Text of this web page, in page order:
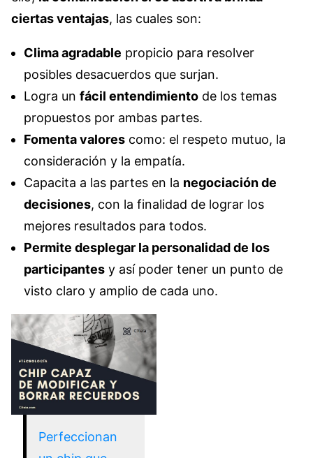
ciertas ventajas, las cuales son:
Clima agradable propicio para resolver
posibles desacuerdos que surjan.
Logra un fácil entendimiento de los temas
propuestos por ambas partes.
Fomenta valores como: el respeto mutuo, la
consideración y la empatía.
Capacita a las partes en la negociación de
decisiones, con la finalidad de lograr los
mejores resultados para todos.
Permite desplegar la personalidad de los
participantes y así poder tener un punto de
visto claro y amplio de cada uno.
Perfeccionan